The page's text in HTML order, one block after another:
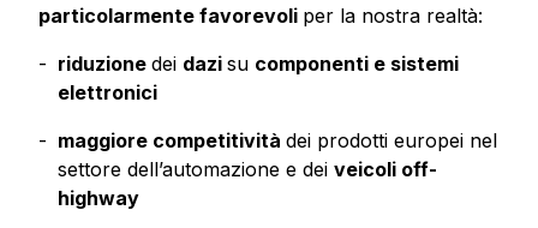
particolarmente favorevoli per la nostra realtà:
riduzione dei dazi su componenti e sistemi
elettronici
maggiore competitività dei prodotti europei nel
settore dell’automazione e dei veicoli off-
highway